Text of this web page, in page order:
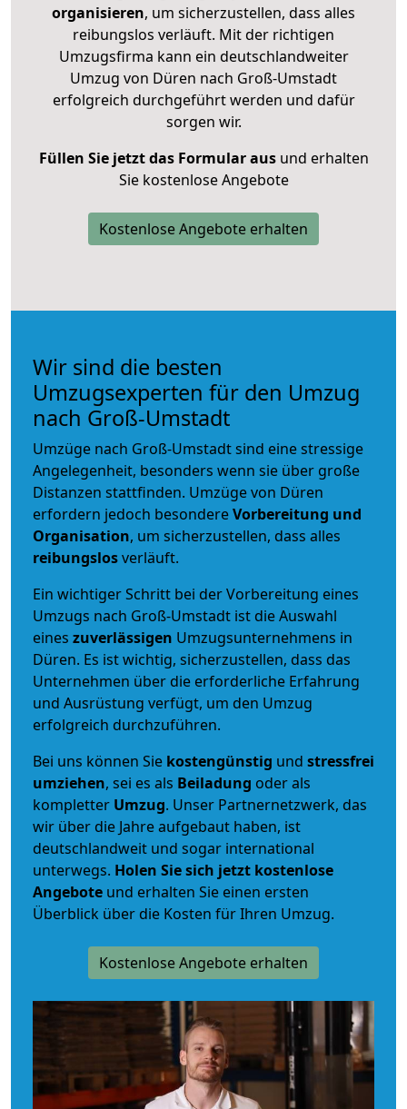
organisieren, um sicherzustellen, dass alles
reibungslos verläuft. Mit der richtigen
Umzugsfirma kann ein deutschlandweiter
Umzug von Düren nach Groß-Umstadt
erfolgreich durchgeführt werden und dafür
sorgen wir.
Füllen Sie jetzt das Formular ausund erhalten
Sie kostenlose Angebote
Kostenlose Angebote erhalten
Wir sind die besten
Umzugsexperten für den Umzug
nach Groß-Umstadt
Umzüge nach Groß-Umstadt sind eine stressige
Angelegenheit, besonders wenn sie über große
Distanzen stattfinden. Umzüge von Düren
erfordern jedoch besondereVorbereitung und
Organisation, um sicherzustellen, dass alles
reibungslosverläuft.
Ein wichtiger Schritt bei der Vorbereitung eines
Umzugs nach Groß-Umstadt ist die Auswahl
eines zuverlässigen Umzugsunternehmens in
Düren. Es ist wichtig, sicherzustellen, dass das
Unternehmen über die erforderliche Erfahrung
und Ausrüstung verfügt, um den Umzug
erfolgreich durchzuführen.
Bei uns können Sie kostengünstig und stressfrei
umziehen, sei es als Beiladung oder als
kompletter Umzug. Unser Partnernetzwerk, das
wir über die Jahre aufgebaut haben, ist
deutschlandweit und sogar international
unterwegs. Holen Sie sich jetzt kostenlose
Angebote und erhalten Sie einen ersten
Überblick über die Kosten für Ihren Umzug.
Kostenlose Angebote erhalten